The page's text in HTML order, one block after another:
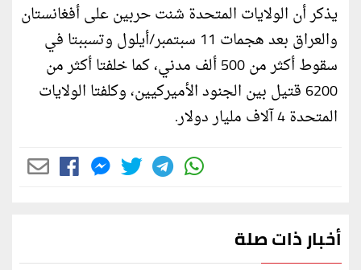
يذكر أن الولايات المتحدة شنت حربين على أفغانستان
والعراق بعد هجمات 11 سبتمبر/أيلول وتسببتا في
سقوط أكثر من 500 ألف مدني، كما خلفتا أكثر من
6200 قتيل بين الجنود الأميركيين، وكلفتا الولايات
المتحدة 4 آلاف مليار دولار.
أخبار ذات صلة